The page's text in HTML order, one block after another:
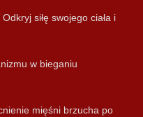
siłę swojego ciała i
w bieganiu
mięśni brzucha po